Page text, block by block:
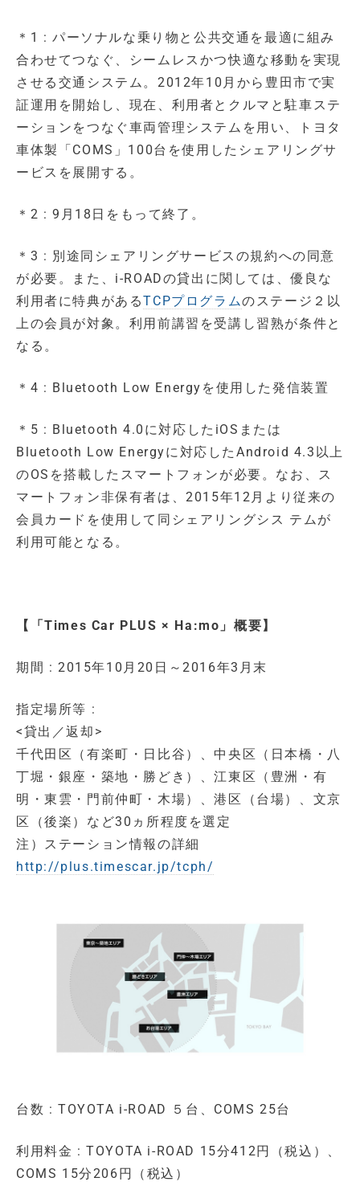
＊1 : パーソナルな乗り物と公共交通を最適に組み
合わせてつなぐ、シームレスかつ快適な移動を実現
させる交通システム。2012年10月から豊田市で実
証運用を開始し、現在、利用者とクルマと駐車ステ
ーションをつなぐ車両管理システムを用い、トヨタ
車体製「COMS」100台を使用したシェアリングサ
ービスを展開する。
＊2 : 9月18日をもって終了。
＊3 : 別途同シェアリングサービスの規約への同意
が必要。また、i-ROADの貸出に関しては、優良な
利用者に特典があるTCPプログラムのステージ２以
上の会員が対象。利用前講習を受講し習熟が条件と
なる。
＊4 : Bluetooth Low Energyを使用した発信装置
＊5 : Bluetooth 4.0に対応したiOSまたは
Bluetooth Low Energyに対応したAndroid 4.3以上
のOSを搭載したスマートフォンが必要。なお、ス
マートフォン非保有者は、2015年12月より従来の
会員カードを使用して同シェアリングシス テムが
利用可能となる。
【 「Times Car PLUS × Ha:mo」概要】
期間 : 2015年10月20日～2016年3月末
指定場所等 :
<貸出／返却 >
千代田区（有楽町・日比谷）、 中央区（日本橋・八
丁堀・銀座・築地・勝どき）、江東区（豊洲・有
明・東雲・門前仲町・木場）、港区（台場）、 文京
区（後楽） など30ヵ所程度を選定
注）ステーション情報の詳細
http://plus.timescar.jp/tcph/
台数 : TOYOTA i-ROAD ５台、COMS 25台
利用料金 : TOYOTA i-ROAD 15分412円（税込）、
COMS 15分206円（税込）